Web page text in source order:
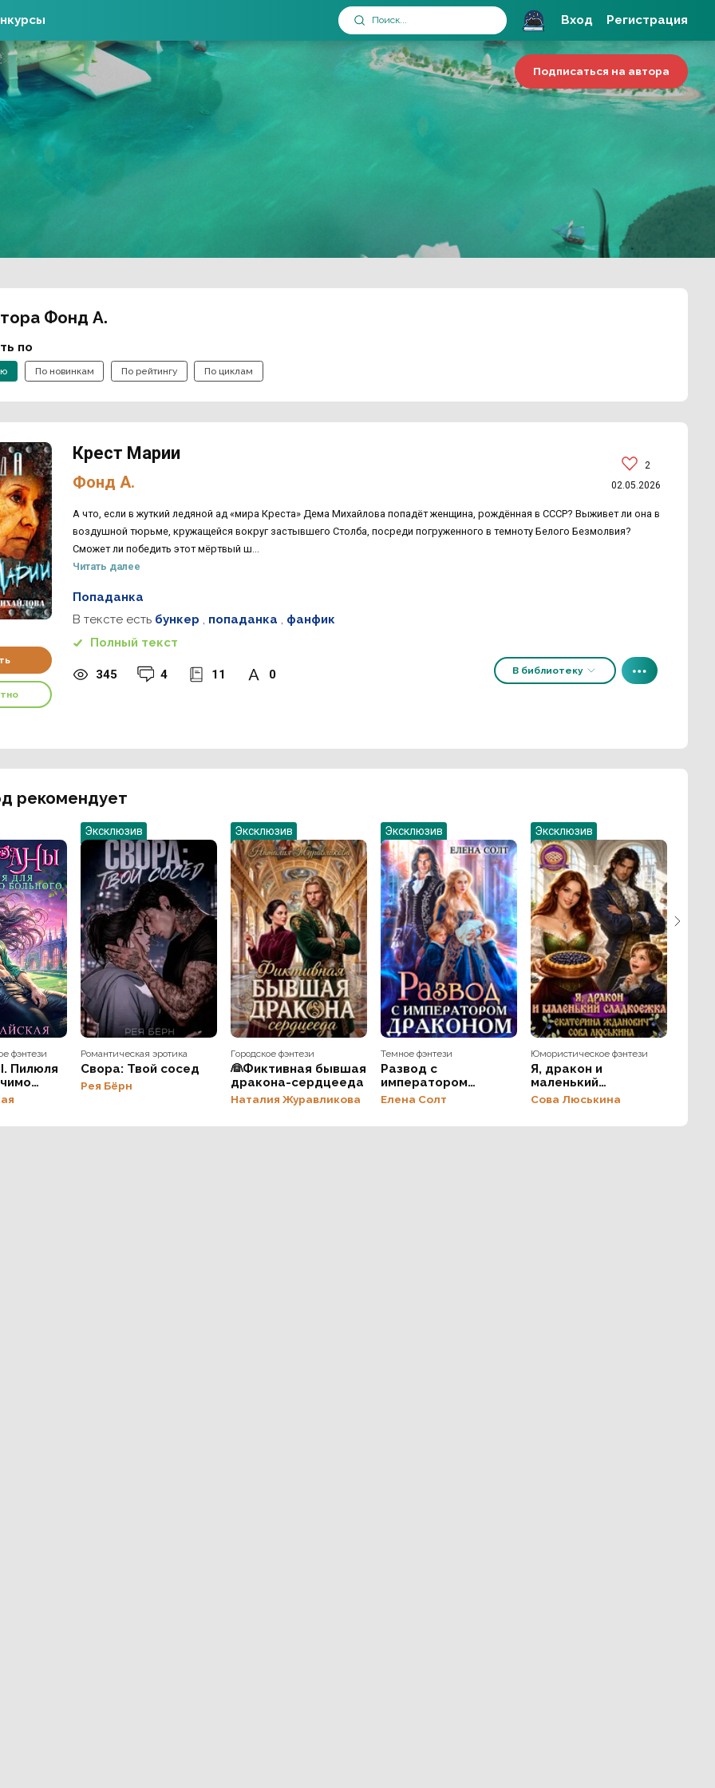
Подписаться на автора
Фонд А.
по
По новинкам По рейтингу По циклам
Крест Марии
Фонд А.
2
02.05.2026
А что, если в жуткий ледяной ад «мира Креста» Дема Михайлова попадёт женщина, рождённая в СССР? Выживет ли она в
воздушной тюрьме, кружащейся вокруг застывшего Столба, посреди погруженного в темноту Белого Безмолвия?
Сможет ли победить этот мёртвый ш...
Читать далее
Попаданка
В тексте есть бункер , попаданка , фанфик
Полный текст
345 4 11 0 В библиотеку
рекомендует
фэнтези
Пилюля
Эксклюзив
Романтическая эротика
Свора: Твой сосед
Рея Бёрн
Эксклюзив
Городское фэнтези
👰Фиктивная бывшая
дракона-сердцееда
Наталия Журавликова
Эксклюзив
Темное фэнтези
Развод с
императором
драконом
Елена Солт
Эксклюзив
Юмористическое фэнтези
Я, дракон и
маленький
сладкоежка
Сова Люськина
Вход Регистрация